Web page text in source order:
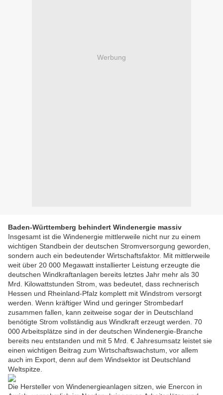
Werbung
Baden-Württemberg behindert Windenergie massiv
Insgesamt ist die Windenergie mittlerweile nicht nur zu einem
wichtigen Standbein der deutschen Stromversorgung geworden,
sondern auch ein bedeutender Wirtschaftsfaktor. Mit mittlerweile
weit über 20 000 Megawatt installierter Leistung erzeugte die
deutschen Windkraftanlagen bereits letztes Jahr mehr als 30
Mrd. Kilowattstunden Strom, was bedeutet, dass rechnerisch
Hessen und Rheinland-Pfalz komplett mit Windstrom versorgt
werden. Wenn kräftiger Wind und geringer Strombedarf
zusammen fallen, kann zeitweise sogar der in Deutschland
benötigte Strom vollständig aus Windkraft erzeugt werden. 70
000 Arbeitsplätze sind in der deutschen Windenergie-Branche
bereits neu entstanden und mit 5 Mrd. € Jahresumsatz leistet sie
einen wichtigen Beitrag zum Wirtschaftswachstum, vor allem
auch im Export, denn auf dem Windsektor ist Deutschland
Weltspitze.
Die Hersteller von Windenergieanlagen sitzen, wie Enercon in